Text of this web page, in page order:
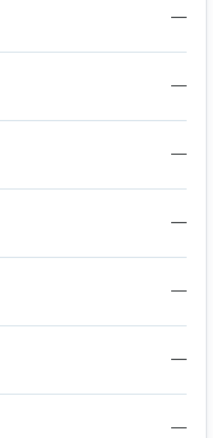
—
—
—
—
—
—
—